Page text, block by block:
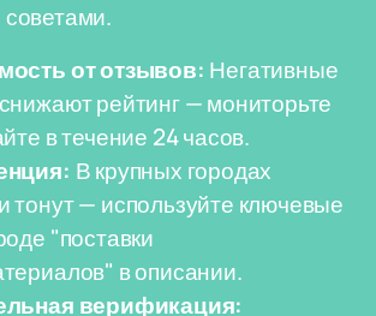
от отзывов: Негативные
рейтинг — мониторьте
в течение 24 часов.
В крупных городах
тонут — используйте ключевые
"поставки
в описании.
верификация: